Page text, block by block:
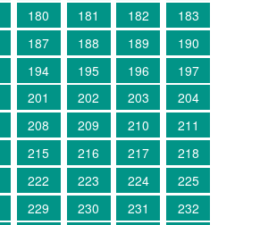
180 181 182
183
187 188 189
190
194 195 196
197
201 202 203
204
208 209 210
211
215 216 217
218
222 223 224
225
229 230 231
232